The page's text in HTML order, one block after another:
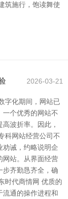
筑施行，饱读舞使
2026-03-21
字化期间，网站已
一个优秀的网站不
波折率。因此，
科网站经营公司不
劝诫，约略说明企
网站。从界面经营
步齐勤恳齐全，确
时代商情网 优质的
流通的操作进程和